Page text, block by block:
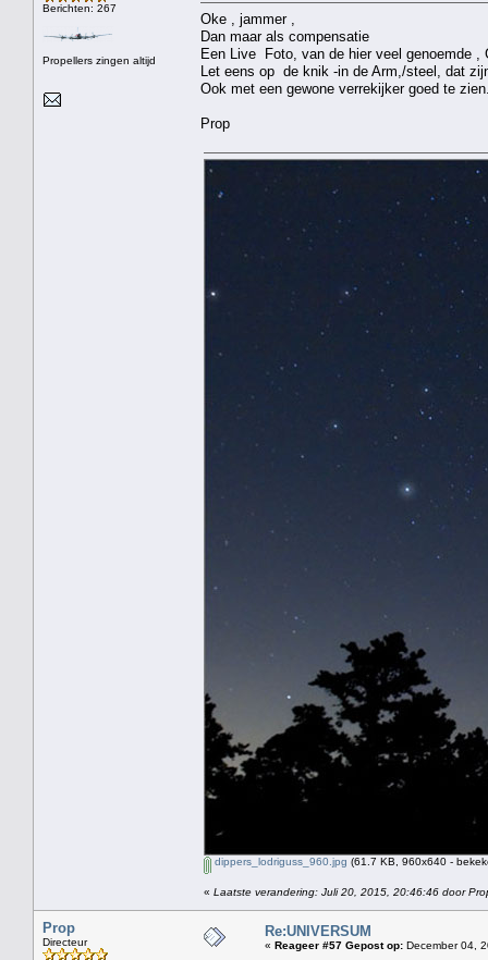
Berichten: 267
Propellers zingen altijd
Oke , jammer ,
Dan maar als compensatie
Een Live Foto, van de hier veel genoemde ,
Let eens op de knik -in de Arm,/steel, dat
Ook met een gewone verrekijker goed te
Prop
dippers_lodriguss_960.jpg (61.7 KB, 960x640 -
« Laatste verandering: Juli 20, 2015, 20:46:46 door
Prop
Directeur
Re:UNIVERSUM
« Reageer #57 Gepost op: December 04,